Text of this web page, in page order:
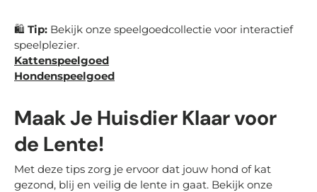
🛍 Tip: Bekijk onze speelgoedcollectie voor interactief
speelplezier.
Kattenspeelgoed
Hondenspeelgoed
Maak Je Huisdier Klaar voor
de Lente!
Met deze tips zorg je ervoor dat jouw hond of kat
gezond, blij en veilig de lente in gaat. Bekijk onze